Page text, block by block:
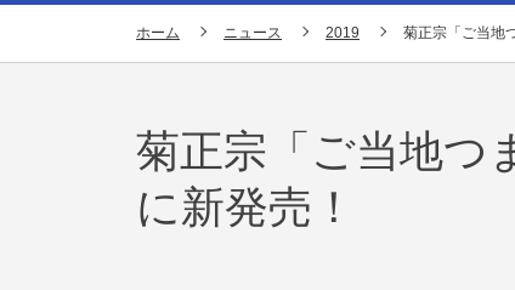
ホーム ニュース 2019 菊正宗「ご当地
菊正宗「ご当地つ
に新発売！